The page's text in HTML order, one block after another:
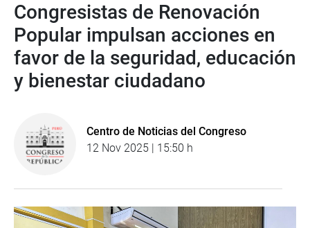
Congresistas de Renovación
Popular impulsan acciones en
favor de la seguridad, educación
y bienestar ciudadano
Centro de Noticias del Congreso
12 Nov 2025 | 15:50 h